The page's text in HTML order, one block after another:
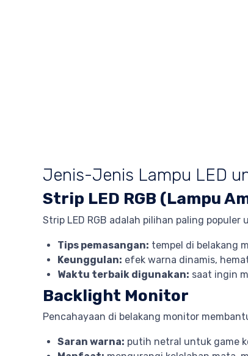
Jenis-Jenis Lampu LED
Strip LED RGB (Lampu
Strip LED RGB adalah pilihan paling populer
Tips pemasangan: tempel di belakang
Keunggulan: efek warna dinamis,
Waktu terbaik digunakan: saat ingin
Backlight Monitor
Pencahayaan di belakang monitor
Saran warna: putih netral untuk game